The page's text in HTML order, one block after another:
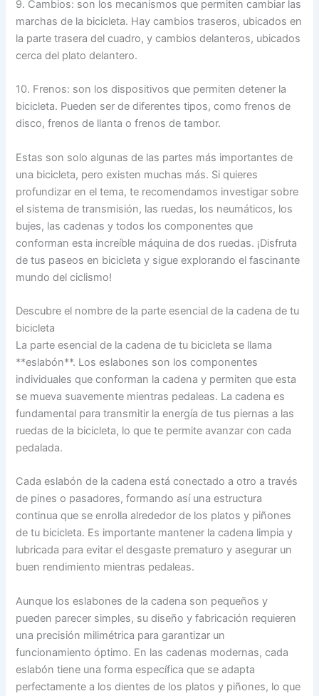
9. Cambios: son los mecanismos que permiten cambiar las
marchas de la bicicleta. Hay cambios traseros, ubicados en
la parte trasera del cuadro, y cambios delanteros, ubicados
cerca del plato delantero.
10. Frenos: son los dispositivos que permiten detener la
bicicleta. Pueden ser de diferentes tipos, como frenos de
disco, frenos de llanta o frenos de tambor.
Estas son solo algunas de las partes más importantes de
una bicicleta, pero existen muchas más. Si quieres
profundizar en el tema, te recomendamos investigar sobre
el sistema de transmisión, las ruedas, los neumáticos, los
bujes, las cadenas y todos los componentes que
conforman esta increíble máquina de dos ruedas. ¡Disfruta
de tus paseos en bicicleta y sigue explorando el fascinante
mundo del ciclismo!
Descubre el nombre de la parte esencial de la cadena de tu
bicicleta
La parte esencial de la cadena de tu bicicleta se llama
**eslabón**. Los eslabones son los componentes
individuales que conforman la cadena y permiten que esta
se mueva suavemente mientras pedaleas. La cadena es
fundamental para transmitir la energía de tus piernas a las
ruedas de la bicicleta, lo que te permite avanzar con cada
pedalada.
Cada eslabón de la cadena está conectado a otro a través
de pines o pasadores, formando así una estructura
continua que se enrolla alrededor de los platos y piñones
de tu bicicleta. Es importante mantener la cadena limpia y
lubricada para evitar el desgaste prematuro y asegurar un
buen rendimiento mientras pedaleas.
Aunque los eslabones de la cadena son pequeños y
pueden parecer simples, su diseño y fabricación requieren
una precisión milimétrica para garantizar un
funcionamiento óptimo. En las cadenas modernas, cada
eslabón tiene una forma específica que se adapta
perfectamente a los dientes de los platos y piñones, lo que